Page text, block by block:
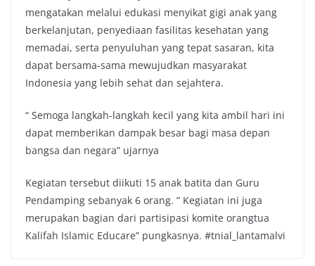
mengatakan melalui edukasi menyikat gigi anak yang
berkelanjutan, penyediaan fasilitas kesehatan yang
memadai, serta penyuluhan yang tepat sasaran, kita
dapat bersama-sama mewujudkan masyarakat
Indonesia yang lebih sehat dan sejahtera.
“ Semoga langkah-langkah kecil yang kita ambil hari ini
dapat memberikan dampak besar bagi masa depan
bangsa dan negara” ujarnya
Kegiatan tersebut diikuti 15 anak batita dan Guru
Pendamping sebanyak 6 orang. ” Kegiatan ini juga
merupakan bagian dari partisipasi komite orangtua
Kalifah Islamic Educare” pungkasnya. #tnial_lantamalvi